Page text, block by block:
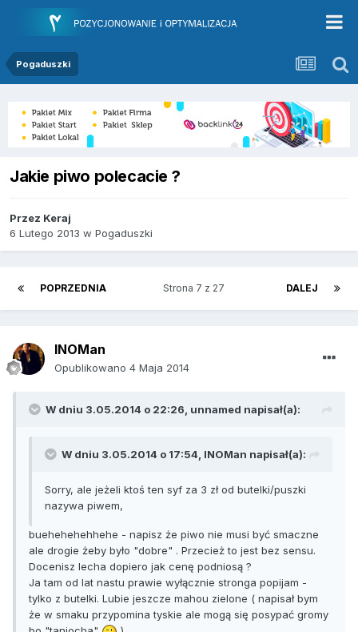
Pogaduszki
Jakie piwo polecacie ?
Przez Keraj
6 Lutego 2013 w Pogaduszki
POPRZEDNIA DALEJ
Strona 7 z 27
INOMan
Opublikowano 4 Maja 2014
W dniu 3.05.2014 o 22:26, unnamed napisał(a):
W dniu 3.05.2014 o 17:54, INOMan napisał(a):
Sorry, ale jeżeli ktoś ten syf za 3 zł od butelki/puszki
nazywa piwem,
buehehehehhehe - napisz że piwo nie musi być smaczne
ale drogie żeby było "dobre" . Przecież to jest bez sensu.
Docenisz lecha dopiero jak cenę podniosą ?
Ja tam od lat nastu prawie wyłącznie stronga popijam -
tylko z butelki. Lubie jeszcze mahou zielone ( napisał bym
że w smaku przypomina tyskie ale mogą się posypać gromy